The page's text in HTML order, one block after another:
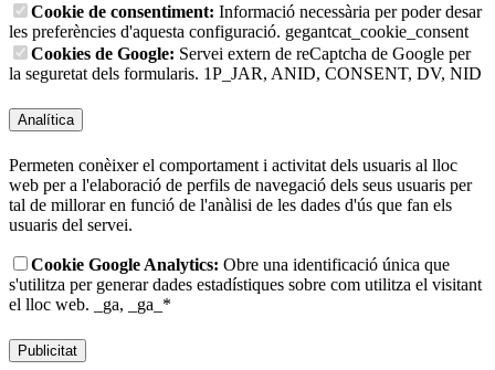
Cookie de consentiment: Informació necessària per poder desar
les preferències d'aquesta configuració. gegantcat_cookie_consent
Cookies de Google: Servei extern de reCaptcha de Google per
la seguretat dels formularis. 1P_JAR, ANID, CONSENT, DV, NID
Analítica
Permeten conèixer el comportament i activitat dels usuaris al lloc
web per a l'elaboració de perfils de navegació dels seus usuaris per
tal de millorar en funció de l'anàlisi de les dades d'ús que fan els
usuaris del servei.
Cookie Google Analytics: Obre una identificació única que
s'utilitza per generar dades estadístiques sobre com utilitza el visitant
el lloc web.
_ga, _ga_*
Publicitat